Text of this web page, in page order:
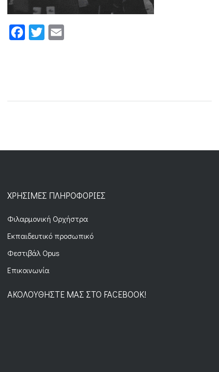
Facebook
Twitter
ΧΡΉΣΙΜΕΣ ΠΛΗΡΟΦΟΡΊΕΣ
Φιλαρμονική Ορχήστρα
Εκπαιδευτικό προσωπικό
Φεστιβάλ Opus
Επικοινωνία
ΑΚΟΛΟΥΘΉΣΤΕ ΜΑΣ ΣΤΟ FACEBOOK!